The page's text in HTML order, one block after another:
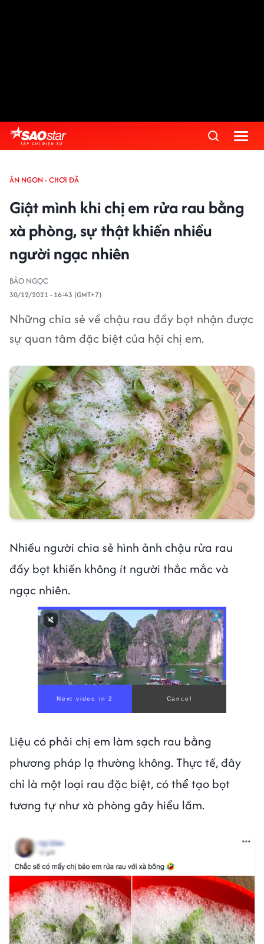
ĂN NGON - CHƠI ĐÃ
Giật mình khi chị em rửa rau bằng
xà phòng, sự thật khiến nhiều
người ngạc nhiên
BẢO NGỌC
30/12/2021 - 16:43 (GMT+7)
Những chia sẻ về chậu rau đầy bọt nhận được
sự quan tâm đặc biệt của hội chị em.
Nhiều người chia sẻ hình ảnh chậu rửa rau
đầy bọt khiến không ít người thắc mắc và
ngạc nhiên.
00:00/ 00:56
Liệu có phải chị em làm sạch rau bằng
phương pháp lạ thường không. Thực tế, đây
chỉ là một loại rau đặc biệt, có thể tạo bọt
tương tự như xà phòng gây hiểu lầm.